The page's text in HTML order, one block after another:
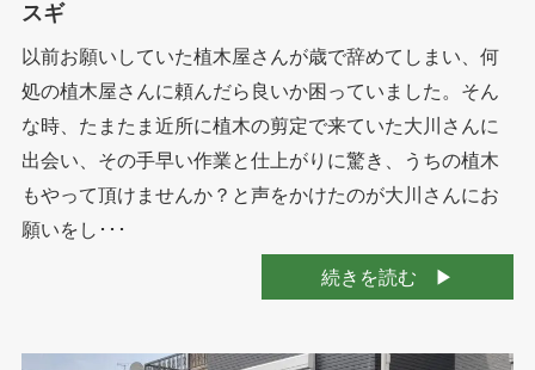
スギ
以前お願いしていた植木屋さんが歳で辞めてしまい、何
処の植木屋さんに頼んだら良いか困っていました。そん
な時、たまたま近所に植木の剪定で来ていた大川さんに
出会い、その手早い作業と仕上がりに驚き、うちの植木
もやって頂けませんか？と声をかけたのが大川さんにお
願いをし･･･
続きを読む